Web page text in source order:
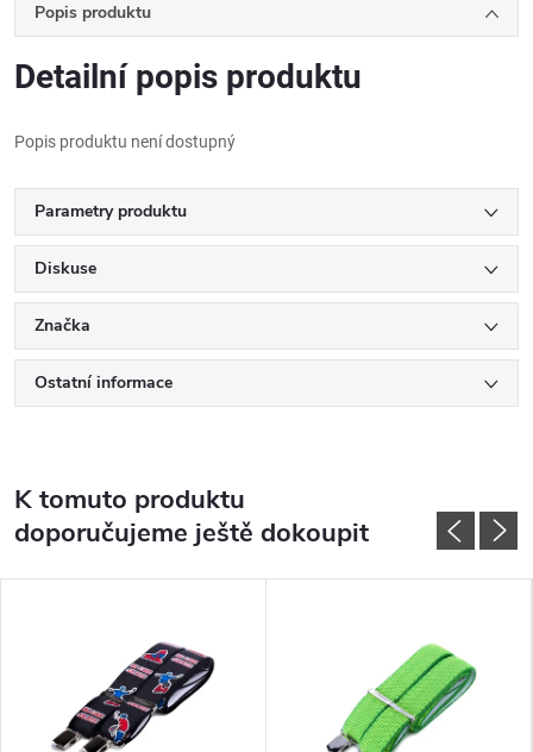
Popis produktu
Detailní popis produktu
Popis produktu není dostupný
Parametry produktu
Diskuse
Značka
Ostatní informace
K tomuto produktu
doporučujeme ještě dokoupit